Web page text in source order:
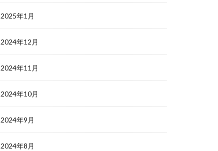
2025年1月
2024年12月
2024年11月
2024年10月
2024年9月
2024年8月